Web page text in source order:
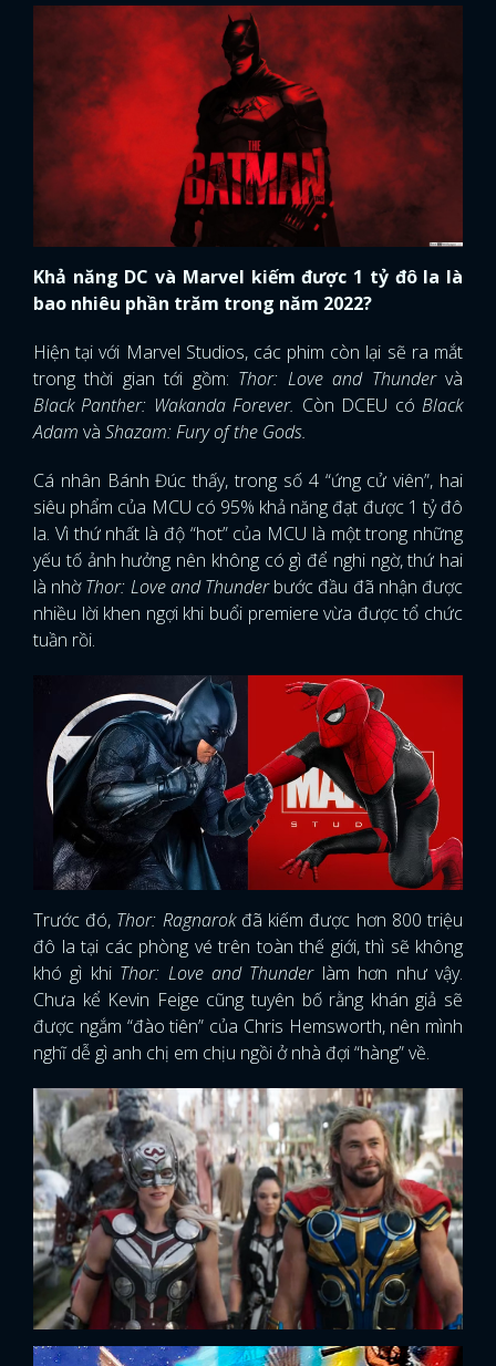
Khả năng DC và Marvel kiếm được 1 tỷ đô la là
bao nhiêu phần trăm trong năm 2022?
Hiện tại với Marvel Studios, các phim còn lại sẽ ra mắt
trong thời gian tới gồm: Thor: Love and Thundervà
Black Panther: Wakanda Forever. Còn DCEU cóBlack
Adam và Shazam: Fury of the Gods.
Cá nhân Bánh Đúc thấy, trong số 4 “ứng cử viên”, hai
siêu phẩm của MCU có 95% khả năng đạt được 1 tỷ đô
la. Vì thứ nhất là độ “hot” của MCU là một trong những
yếu tố ảnh hưởng nên không có gì để nghi ngờ, thứ hai
là nhờThor: Love and Thunderbước đầu đã nhận được
nhiều lời khen ngợi khi buổi premiere vừa được tổ chức
tuần rồi.
Trước đó, Thor: Ragnarokđã kiếm được hơn 800 triệu
đô la tại các phòng vé trên toàn thế giới, thì sẽ không
khó gì khi Thor: Love and Thunder làm hơn như vậy.
Chưa kể Kevin Feige cũng tuyên bố rằng khán giả sẽ
được ngắm “đào tiên” của Chris Hemsworth, nên mình
nghĩ dễ gì anh chị em chịu ngồi ở nhà đợi “hàng” về.